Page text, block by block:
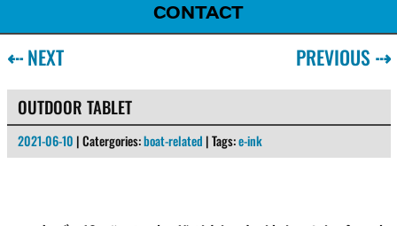
CONTACT
PREVIOUS ⇢
⇠NEXT
OUTDOOR TABLET
2021-06-10 | Catergories:boat-related | Tags:e-ink